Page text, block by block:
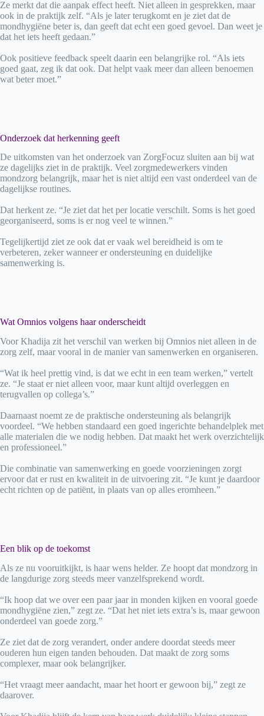
Ze merkt dat die aanpak effect heeft. Niet alleen in gesprekken, maar
ook in de praktijk zelf. “Als je later terugkomt en je ziet dat de
mondhygiëne beter is, dan geeft dat echt een goed gevoel. Dan weet je
dat het iets heeft gedaan.”
Ook positieve feedback speelt daarin een belangrijke rol. “Als iets
goed gaat, zeg ik dat ook. Dat helpt vaak meer dan alleen benoemen
wat beter moet.”
Onderzoek dat herkenning geeft
De uitkomsten van het onderzoek van ZorgFocuz sluiten aan bij wat
ze dagelijks ziet in de praktijk. Veel zorgmedewerkers vinden
mondzorg belangrijk, maar het is niet altijd een vast onderdeel van de
dagelijkse routines.
Dat herkent ze. “Je ziet dat het per locatie verschilt. Soms is het goed
georganiseerd, soms is er nog veel te winnen.”
Tegelijkertijd ziet ze ook dat er vaak wel bereidheid is om te
verbeteren, zeker wanneer er ondersteuning en duidelijke
samenwerking is.
Wat Omnios volgens haar onderscheidt
Voor Khadija zit het verschil van werken bij Omnios niet alleen in de
zorg zelf, maar vooral in de manier van samenwerken en organiseren.
“Wat ik heel prettig vind, is dat we echt in een team werken,” vertelt
ze. “Je staat er niet alleen voor, maar kunt altijd overleggen en
terugvallen op collega’s.”
Daarnaast noemt ze de praktische ondersteuning als belangrijk
voordeel. “We hebben standaard een goed ingerichte behandelplek met
alle materialen die we nodig hebben. Dat maakt het werk overzichtelijk
en professioneel.”
Die combinatie van samenwerking en goede voorzieningen zorgt
ervoor dat er rust en kwaliteit in de uitvoering zit. “Je kunt je daardoor
echt richten op de patiënt, in plaats van op alles eromheen.”
Een blik op de toekomst
Als ze nu vooruitkijkt, is haar wens helder. Ze hoopt dat mondzorg in
de langdurige zorg steeds meer vanzelfsprekend wordt.
“Ik hoop dat we over een paar jaar in monden kijken en vooral goede
mondhygiëne zien,” zegt ze. “Dat het niet iets extra’s is, maar gewoon
onderdeel van goede zorg.”
Ze ziet dat de zorg verandert, onder andere doordat steeds meer
ouderen hun eigen tanden behouden. Dat maakt de zorg soms
complexer, maar ook belangrijker.
“Het vraagt meer aandacht, maar het hoort er gewoon bij,” zegt ze
daarover.